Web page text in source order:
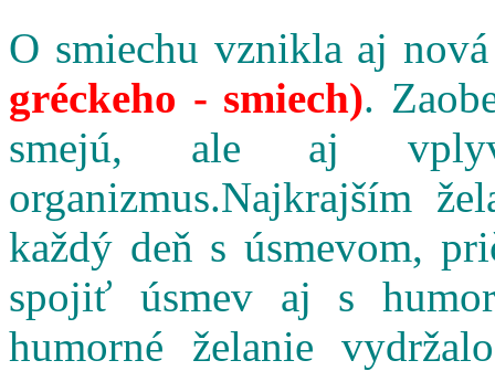
O smiechu vznikla aj
gréckeho - smiech).
smejú, ale aj
organizmus.Najkrajším
každý deň s úsmevom,
spojiť úsmev aj s
humorné želanie